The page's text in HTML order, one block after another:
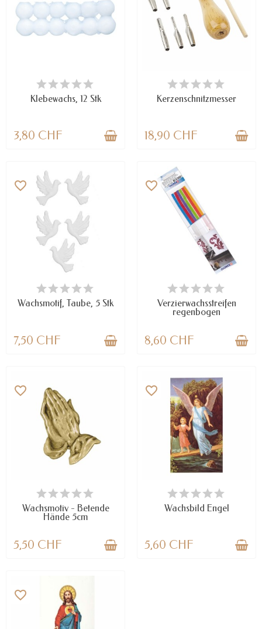
VERFÜGBAR
Klebewachs, 12 Stk
3,80 CHF
VERFÜGBAR
Kerzenschnitzmesser
18,90 CHF
VERFÜGBAR
favorite_border
Wachsmotif, Taube, 5 Stk
7,50 CHF
NUR NOCH WENIGE TEILE
VERFÜGBAR
favorite_border
Verzierwachsstreifen
regenbogen
8,60 CHF
VERFÜGBAR
favorite_border
Wachsmotiv - Betende
Hände 5cm
5,50 CHF
VERFÜGBAR
favorite_border
Wachsbild Engel
5,60 CHF
favorite_border